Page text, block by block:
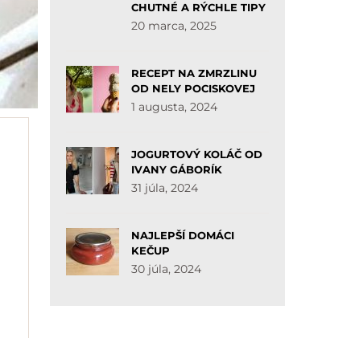
CHUTNÉ A RÝCHLE TIPY
20 marca, 2025
RECEPT NA ZMRZLINU
OD NELY POCISKOVEJ
1 augusta, 2024
JOGURTOVÝ KOLÁČ OD
IVANY GÁBORÍK
31 júla, 2024
NAJLEPŠÍ DOMÁCI
KEČUP
30 júla, 2024